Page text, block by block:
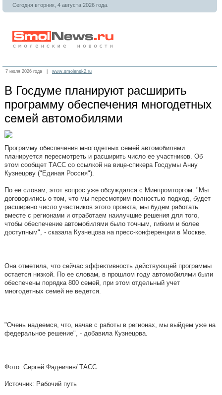
Сегодня вторник, 4 августа 2026 года.
7 июля 2026 года | www.smolensk2.ru
В Госдуме планируют расширить
программу обеспечения многодетных
семей автомобилями
Программу обеспечения многодетных семей автомобилями
планируется пересмотреть и расширить число ее участников. Об
этом сообщет ТАСС со ссылкой на вице-спикера Госдумы Анну
Кузнецову ("Единая Россия").
По ее словам, этот вопрос уже обсуждался с Минпромторгом. "Мы
договорились о том, что мы пересмотрим полностью подход, будет
расширено число участников этого проекта, мы будем работать
вместе с регионами и отработаем наилучшие решения для того,
чтобы обеспечение автомобилями было точным, гибким и более
доступным", - сказала Кузнецова на пресс-конференции в Москве.
Она отметила, что сейчас эффективность действующей программы
остается низкой. По ее словам, в прошлом году автомобилями были
обеспечены порядка 800 семей, при этом отдельный учет
многодетных семей не ведется.
"Очень надеемся, что, начав с работы в регионах, мы выйдем уже на
федеральное решение", - добавила Кузнецова.
Фото: Сергей Фадеичев/ ТАСС.
Источник: Рабочий путь